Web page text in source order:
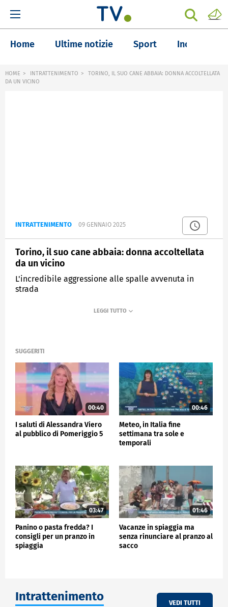
Home Ultime notizie Sport Inchieste
HOME INTRATTENIMENTO
TORINO, IL SUO CANE ABBAIA: DONNA ACCOLTELLATA
DA UN VICINO
INTRATTENIMENTO 09 GENNAIO 2025
Torino, il suo cane abbaia: donna accoltellata
da un vicino
L'incredibile aggressione alle spalle avvenuta in
strada
POMERIGGIO CINQUE
SUGGERITI
00:40
I saluti di Alessandra Viero
al pubblico di Pomeriggio 5
00:46
Meteo, in Italia fine
settimana tra sole e
temporali
03:47
Panino o pasta fredda? I
consigli per un pranzo in
spiaggia
01:46
Vacanze in spiaggia ma
senza rinunciare al pranzo al
sacco
Intrattenimento VEDI TUTTI